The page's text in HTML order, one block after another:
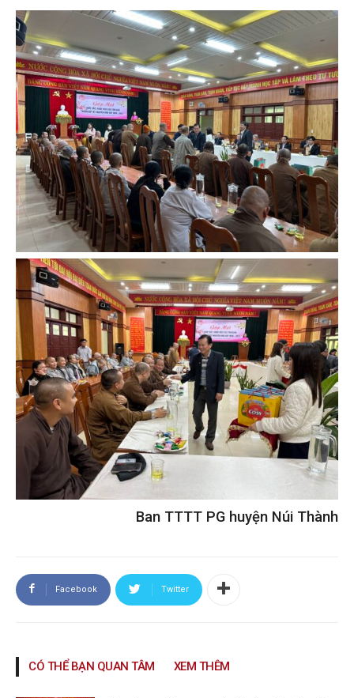
Ban TTTT PG huyện Núi Thành
Facebook Twitter
CÓ THỂ BẠN QUAN TÂM XEM THÊM